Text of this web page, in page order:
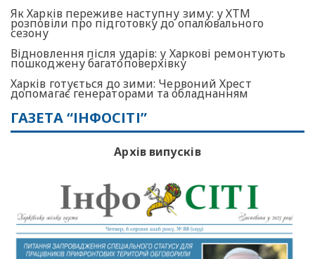
Як Харків переживе наступну зиму: у ХТМ
розповіли про підготовку до опалювального
сезону
Відновлення після ударів: у Харкові ремонтують
пошкоджену багатоповерхівку
Харків готується до зими: Червоний Хрест
допомагає генераторами та обладнанням
ГАЗЕТА “ІНФОСІТІ”
Архів випусків